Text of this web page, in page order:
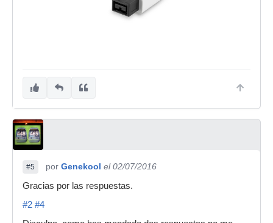
#5 por Genekool el 02/07/2016
Gracias por las respuestas.
#2 #4